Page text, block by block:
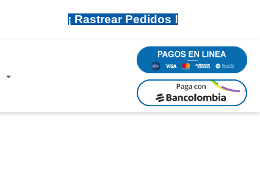
¡ Rastrear Pedidos !
PAGOS
EN EPAYCO
PAGOS EN
BANCOLOMBIA